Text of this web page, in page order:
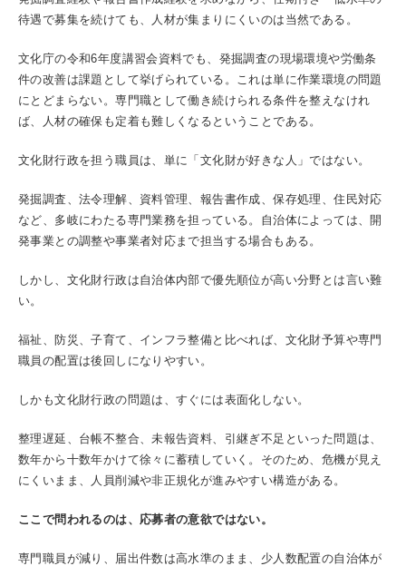
待遇で募集を続けても、人材が集まりにくいのは当然である。
文化庁の令和6年度講習会資料でも、発掘調査の現場環境や労働条
件の改善は課題として挙げられている。これは単に作業環境の問題
にとどまらない。専門職として働き続けられる条件を整えなけれ
ば、人材の確保も定着も難しくなるということである。
文化財行政を担う職員は、単に「文化財が好きな人」ではない。
発掘調査、法令理解、資料管理、報告書作成、保存処理、住民対応
など、多岐にわたる専門業務を担っている。自治体によっては、開
発事業との調整や事業者対応まで担当する場合もある。
しかし、文化財行政は自治体内部で優先順位が高い分野とは言い難
い。
福祉、防災、子育て、インフラ整備と比べれば、文化財予算や専門
職員の配置は後回しになりやすい。
しかも文化財行政の問題は、すぐには表面化しない。
整理遅延、台帳不整合、未報告資料、引継ぎ不足といった問題は、
数年から十数年かけて徐々に蓄積していく。そのため、危機が見え
にくいまま、人員削減や非正規化が進みやすい構造がある。
ここで問われるのは、応募者の意欲ではない。
専門職員が減り、届出件数は高水準のまま、少人数配置の自治体が